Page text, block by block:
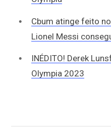
Cbum atinge feito
Lionel Messi
INÉDITO! Derek
Olympia 2023